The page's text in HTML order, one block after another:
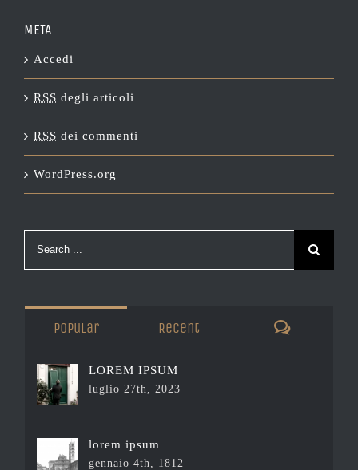
META
Accedi
RSS degli articoli
RSS dei commenti
WordPress.org
Popular Recent Comments
LOREM IPSUM
luglio 27th, 2023
lorem ipsum
gennaio 4th, 1812